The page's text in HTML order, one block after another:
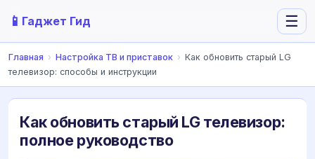
📱 Гаджет Гид ☰
Главная › Настройка ТВ и приставок › Как обновить старый LG
телевизор: способы и инструкции
Как обновить старый LG телевизор:
полное руководство